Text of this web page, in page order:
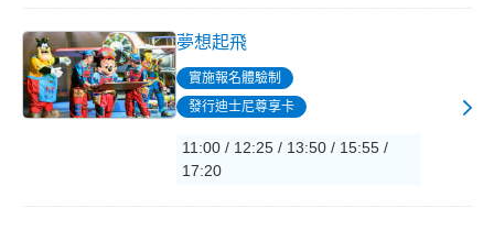
夢想起飛
實施報名體驗制
發行迪士尼尊享卡
11:00 / 12:25 / 13:50 / 15:55 /
17:20